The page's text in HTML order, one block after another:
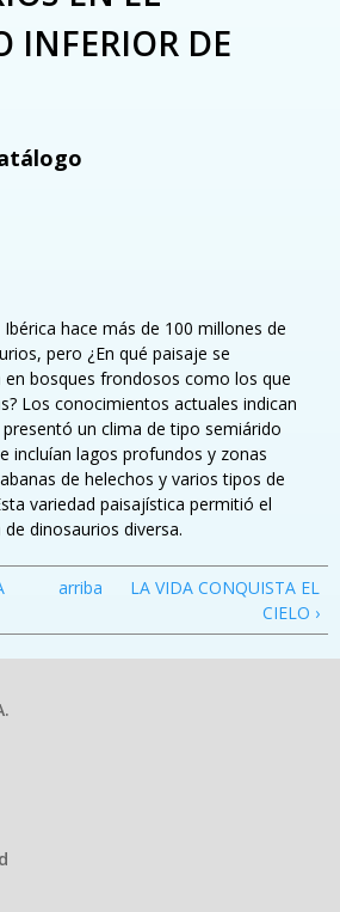
INFERIOR DE
hace más de 100 millones de
pero ¿En qué paisaje se
en bosques frondosos como los que
Los conocimientos actuales indican
un clima de tipo semiárido
incluían lagos profundos y zonas
de helechos y varios tipos de
variedad paisajística permitió el
dinosaurios diversa.
arriba
LA VIDA CONQUISTA EL
CIELO ›